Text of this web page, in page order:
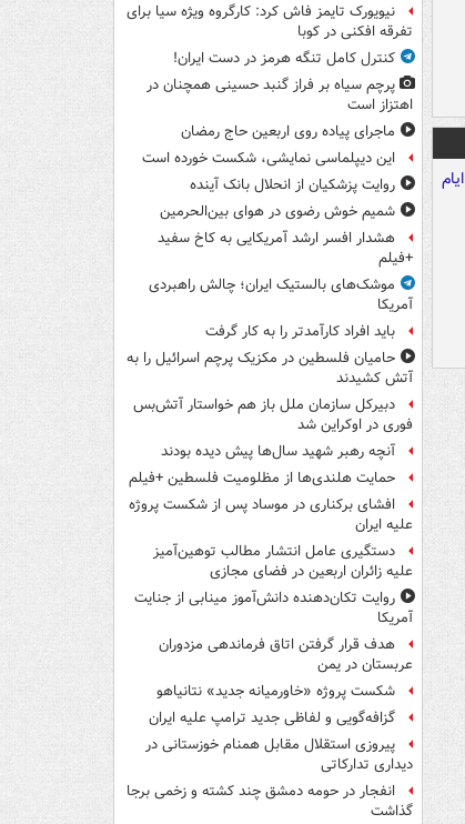
نیویورک تایمز فاش کرد: کارگروه ویژه سیا برای
تفرقه افکنی در کوبا
کنترل کامل تنگه هرمز در دست ایران!
پرچم سیاه بر فراز گنبد حسینی همچنان در
اهتزاز است
ماجرای پیاده روی اربعین حاج رمضان
این دیپلماسی نمایشی، شکست خورده است
روایت پزشکیان از انحلال بانک آینده
شمیم خوش رضوی در هوای بین‌الحرمین
هشدار افسر ارشد آمریکایی به کاخ سفید
+فیلم
موشک‌های بالستیک ایران؛ چالش راهبردی
آمریکا
باید افراد کارآمدتر را به کار گرفت
حامیان فلسطین در مکزیک پرچم اسرائیل را به
آتش کشیدند
دبیرکل سازمان ملل باز هم خواستار آتش‌بس
فوری در اوکراین شد
آنچه رهبر شهید سال‌ها پیش دیده بودند
حمایت هلندی‌ها از مظلومیت فلسطین +فیلم
افشای برکناری در موساد پس از شکست پروژه
علیه ایران
دستگیری عامل انتشار مطالب توهین‌آمیز
علیه زائران اربعین در فضای مجازی
روایت تکان‌دهنده دانش‌آموز مینابی از جنایت
آمریکا
هدف قرار گرفتن اتاق‌ فرماندهی مزدوران
عربستان در یمن
شکست پروژه «خاورمیانه جدید» نتانیاهو
گزافه‌گویی و لفاظی جدید ترامپ علیه ایران
پیروزی استقلال مقابل همنام خوزستانی در
دیداری تدارکاتی
انفجار در حومه دمشق چند کشته و زخمی برجا
گذاشت